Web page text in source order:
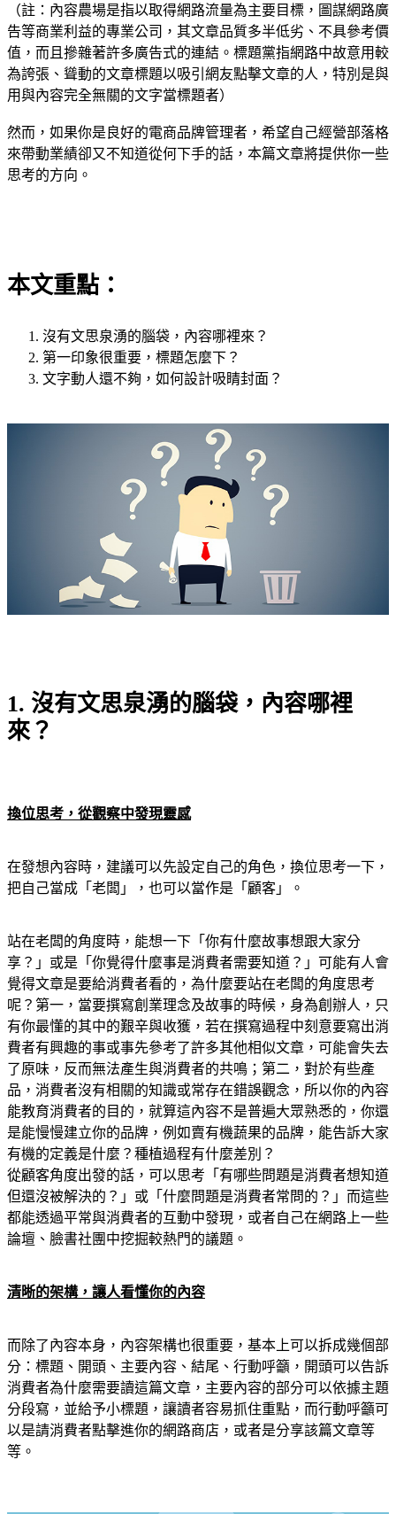
（註：內容農場是指以取得網路流量為主要目標，圖謀網路廣
告等商業利益的專業公司，其文章品質多半低劣、不具參考價
值，而且摻雜著許多廣告式的連結。標題黨指網路中故意用較
為誇張、聳動的文章標題以吸引網友點擊文章的人，特別是與
用與內容完全無關的文字當標題者）
然而，如果你是良好的電商品牌管理者，希望自己經營部落格
來帶動業績卻又不知道從何下手的話，本篇文章將提供你一些
思考的方向。
本文重點：
沒有文思泉湧的腦袋，內容哪裡來？
第一印象很重要，標題怎麼下？
文字動人還不夠，如何設計吸睛封面？
1. 沒有文思泉湧的腦袋，內容哪裡
來？
換位思考，從觀察中發現靈感
在發想內容時，建議可以先設定自己的角色，換位思考一下，
把自己當成「老闆」，也可以當作是「顧客」。
站在老闆的角度時，能想一下「你有什麼故事想跟大家分
享？」或是「你覺得什麼事是消費者需要知道？」可能有人會
覺得文章是要給消費者看的，為什麼要站在老闆的角度思考
呢？第一，當要撰寫創業理念及故事的時候，身為創辦人，只
有你最懂的其中的艱辛與收獲，若在撰寫過程中刻意要寫出消
費者有興趣的事或事先參考了許多其他相似文章，可能會失去
了原味，反而無法產生與消費者的共鳴；第二，對於有些產
品，消費者沒有相關的知識或常存在錯誤觀念，所以你的內容
能教育消費者的目的，就算這內容不是普遍大眾熟悉的，你還
是能慢慢建立你的品牌，例如賣有機蔬果的品牌，能告訴大家
有機的定義是什麼？種植過程有什麼差別？
從顧客角度出發的話，可以思考「有哪些問題是消費者想知道
但還沒被解決的？」或「什麼問題是消費者常問的？」而這些
都能透過平常與消費者的互動中發現，或者自己在網路上一些
論壇、臉書社團中挖掘較熱門的議題。
清晰的架構，讓人看懂你的內容
而除了內容本身，內容架構也很重要，基本上可以拆成幾個部
分：標題、開頭、主要內容、結尾、行動呼籲，開頭可以告訴
消費者為什麼需要讀這篇文章，主要內容的部分可以依據主題
分段寫，並給予小標題，讓讀者容易抓住重點，而行動呼籲可
以是請消費者點擊進你的網路商店，或者是分享該篇文章等
等。